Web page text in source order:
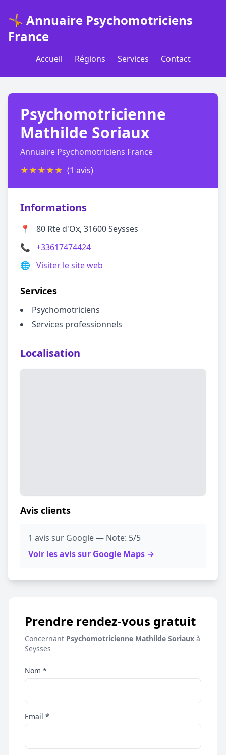
🤸 Annuaire Psychomotriciens
France
Accueil Régions Services Contact
Psychomotricienne
Mathilde Soriaux
Annuaire Psychomotriciens France
★★★★★ (1 avis)
Informations
📍
80 Rte d'Ox, 31600 Seysses
📞 +33617474424
🌐 Visiter le site web
Services
Psychomotriciens
Services professionnels
Localisation
Avis clients
1 avis sur Google — Note: 5/5
Voir les avis sur Google Maps →
Prendre rendez-vous gratuit
Concernant Psychomotricienne Mathilde Soriaux à
Seysses
Nom *
Email *